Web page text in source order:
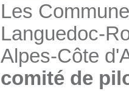
Les
Languedoc-
Alpes-Côte
comité de